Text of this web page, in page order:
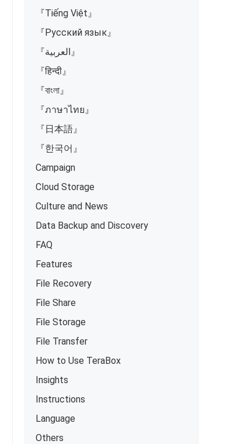
『Tiếng Việt』
『Русский язык』
『العربية』
『हिन्दी』
『বাংলা』
『ภาษาไทย』
『日本語』
『한국어』
Campaign
Cloud Storage
Culture and News
Data Backup and Discovery
FAQ
Features
File Recovery
File Share
File Storage
File Transfer
How to Use TeraBox
Insights
Instructions
Language
Others